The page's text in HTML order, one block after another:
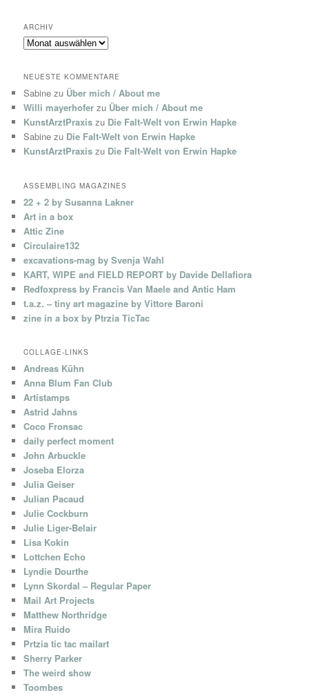
ARCHIV
Archiv
NEUESTE KOMMENTARE
Sabine zu Über mich / About me
Willi mayerhofer zu Über mich / About me
KunstArztPraxis zu Die Falt-Welt von Erwin Hapke
Sabine zu Die Falt-Welt von Erwin Hapke
KunstArztPraxis zu Die Falt-Welt von Erwin Hapke
ASSEMBLING MAGAZINES
22 + 2 by Susanna Lakner
Art in a box
Attic Zine
Circulaire132
excavations-mag by Svenja Wahl
KART, WIPE and FIELD REPORT by Davide Dellafiora
Redfoxpress by Francis Van Maele and Antic Ham
t.a.z. – tiny art magazine by Vittore Baroni
zine in a box by Ptrzia TicTac
COLLAGE-LINKS
Andreas Kühn
Anna Blum Fan Club
Artistamps
Astrid Jahns
Coco Fronsac
daily perfect moment
John Arbuckle
Joseba Elorza
Julia Geiser
Julian Pacaud
Julie Cockburn
Julie Liger-Belair
Lisa Kokin
Lottchen Echo
Lyndie Dourthe
Lynn Skordal – Regular Paper
Mail Art Projects
Matthew Northridge
Mira Ruido
Prtzia tic tac mailart
Sherry Parker
The weird show
Toombes